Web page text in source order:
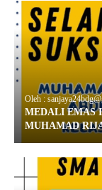
Oleh :
MEDALI EMAS
MUHAMAD